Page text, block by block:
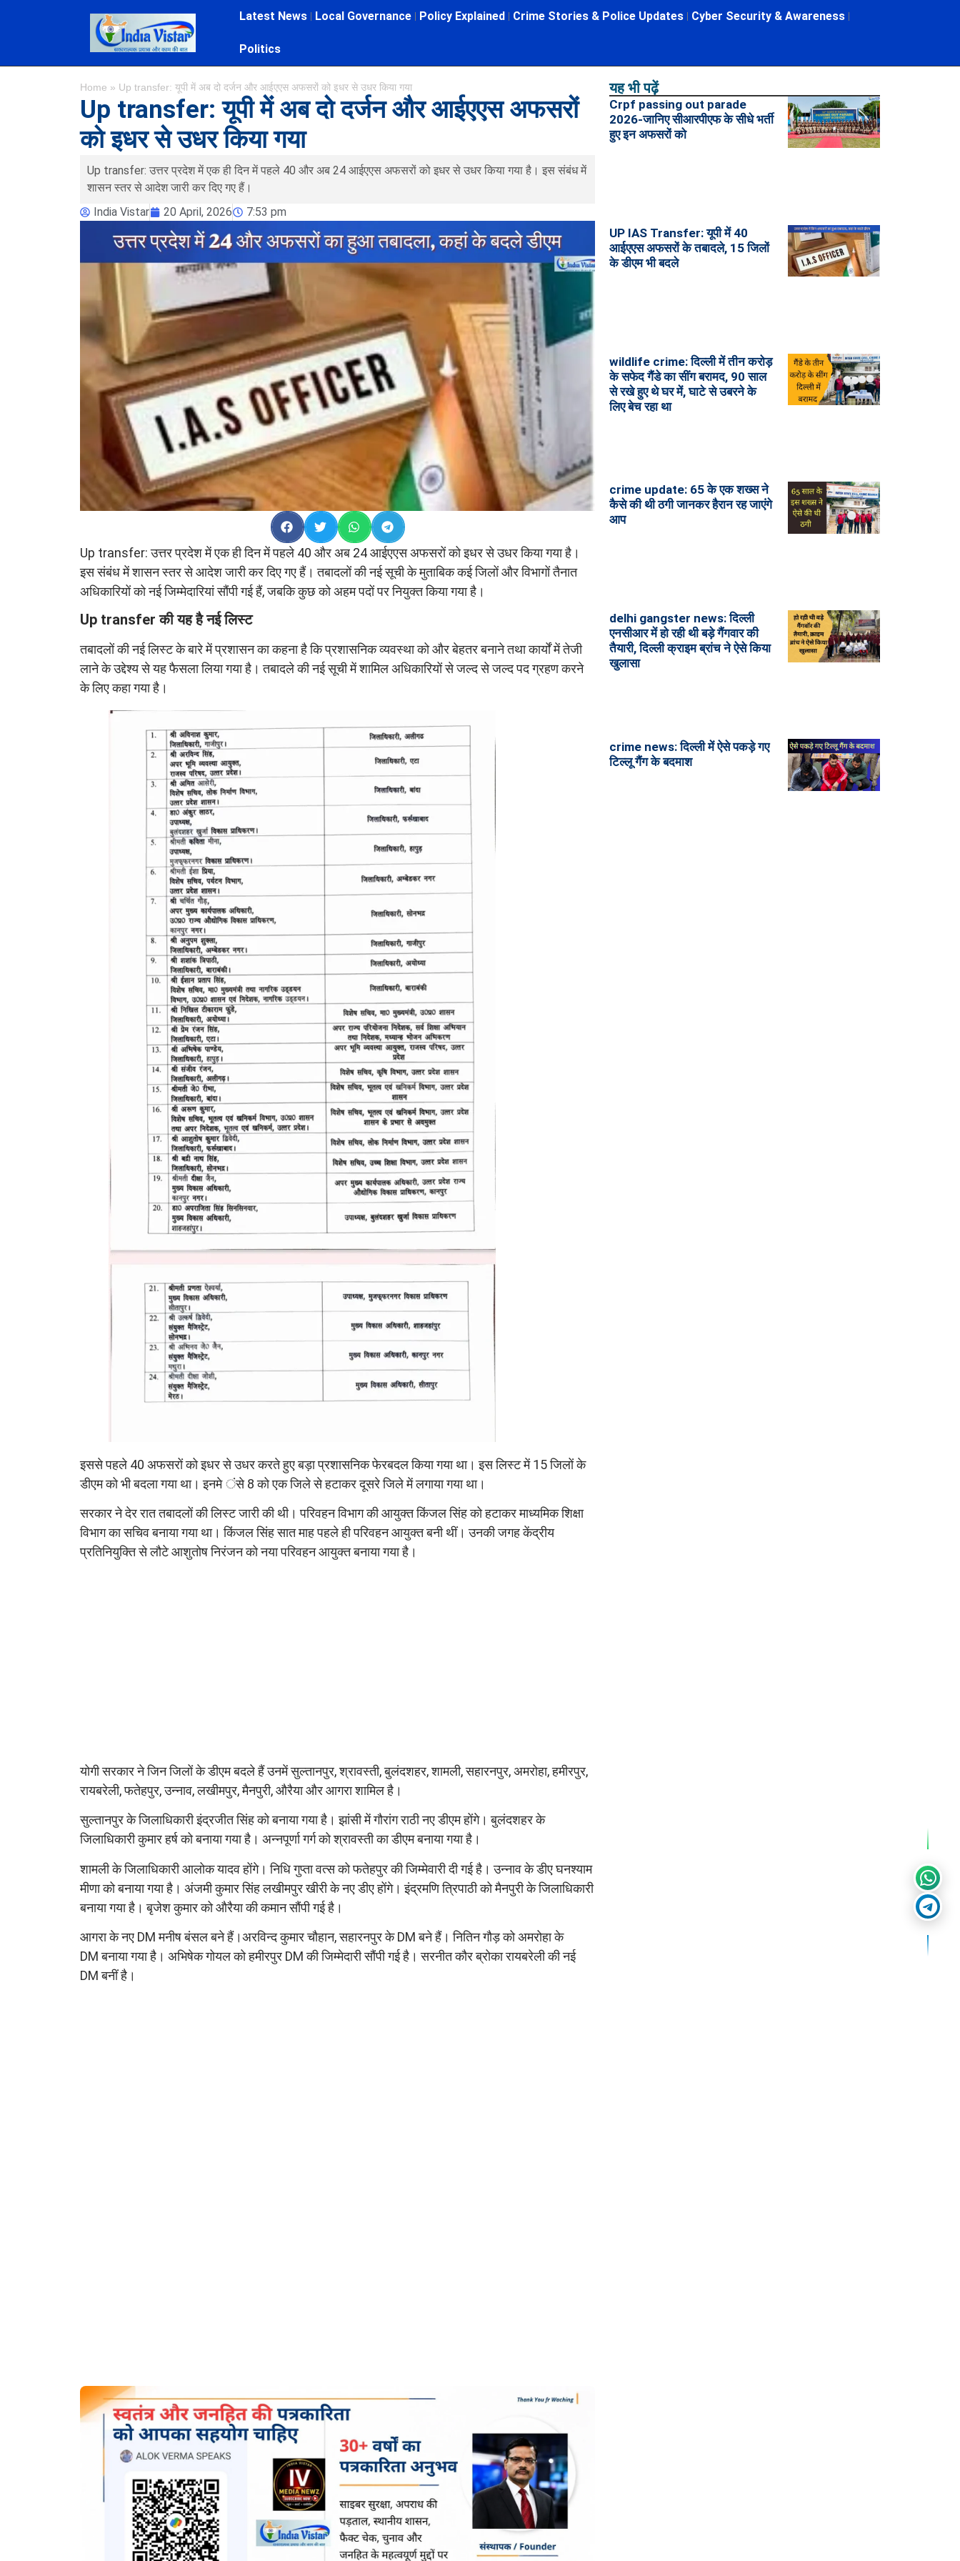
Latest News Local Governance Policy Explained Crime Stories & Police Updates Cyber Security & Awareness
Politics
Home » Up transfer: यूपी में अब दो दर्जन और आईएएस अफसरों को इधर से उधर किया गया
Up transfer: यूपी में अब दो दर्जन और आईएएस अफसरों
को इधर से उधर किया गया
Up transfer: उत्तर प्रदेश में एक ही दिन में पहले 40 और अब 24 आईएएस अफसरों को इधर से उधर किया गया है। इस संबंध में
शासन स्तर से आदेश जारी कर दिए गए हैं।
India Vistar
20 April, 2026 7:53 pm
Up transfer: उत्तर प्रदेश में एक ही दिन में पहले 40 और अब 24 आईएएस अफसरों को इधर से उधर किया गया है।
इस संबंध में शासन स्तर से आदेश जारी कर दिए गए हैं। तबादलों की नई सूची के मुताबिक कई जिलों और विभागों तैनात
अधिकारियों को नई जिम्मेदारियां सौंपी गई हैं, जबकि कुछ को अहम पदों पर नियुक्त किया गया है।
Up transfer की यह है नई लिस्ट
तबादलों की नई लिस्ट के बारे में प्रशासन का कहना है कि प्रशासनिक व्यवस्था को और बेहतर बनाने तथा कार्यों में तेजी
लाने के उद्देश्य से यह फैसला लिया गया है। तबादले की नई सूची में शामिल अधिकारियों से जल्द से जल्द पद ग्रहण करने
के लिए कहा गया है।
इससे पहले 40 अफसरों को इधर से उधर करते हुए बड़ा प्रशासनिक फेरबदल किया गया था। इस लिस्ट में 15 जिलों के
डीएम को भी बदला गया था। इनमे ंसे 8 को एक जिले से हटाकर दूसरे जिले में लगाया गया था।
सरकार ने देर रात तबादलों की लिस्ट जारी की थी। परिवहन विभाग की आयुक्त किंजल सिंह को हटाकर माध्यमिक शिक्षा
विभाग का सचिव बनाया गया था। किंजल सिंह सात माह पहले ही परिवहन आयुक्त बनी थीं। उनकी जगह केंद्रीय
प्रतिनियुक्ति से लौटे आशुतोष निरंजन को नया परिवहन आयुक्त बनाया गया है।
योगी सरकार ने जिन जिलों के डीएम बदले हैं उनमें सुल्तानपुर, श्रावस्ती, बुलंदशहर, शामली, सहारनपुर, अमरोहा, हमीरपुर,
रायबरेली, फतेहपुर, उन्नाव, लखीमपुर, मैनपुरी, औरैया और आगरा शामिल है।
सुल्तानपुर के जिलाधिकारी इंद्रजीत सिंह को बनाया गया है। झांसी में गौरांग राठी नए डीएम होंगे। बुलंदशहर के
जिलाधिकारी कुमार हर्ष को बनाया गया है। अन्नपूर्णा गर्ग को श्रावस्ती का डीएम बनाया गया है।
शामली के जिलाधिकारी आलोक यादव होंगे। निधि गुप्ता वत्स को फतेहपुर की जिम्मेवारी दी गई है। उन्नाव के डीए घनश्याम
मीणा को बनाया गया है। अंजमी कुमार सिंह लखीमपुर खीरी के नए डीए होंगे। इंद्रमणि त्रिपाठी को मैनपुरी के जिलाधिकारी
बनाया गया है। बृजेश कुमार को औरैया की कमान सौंपी गई है।
आगरा के नए DM मनीष बंसल बने हैं।अरविन्द कुमार चौहान, सहारनपुर के DM बने हैं। नितिन गौड़ को अमरोहा के
DM बनाया गया है। अभिषेक गोयल को हमीरपुर DM की जिम्मेदारी सौंपी गई है। सरनीत कौर ब्रोका रायबरेली की नई
DM बनीं है।
यह भी पढ़ें
Crpf passing out parade
2026-जानिए सीआरपीएफ के सीधे भर्ती
हुए इन अफसरों को
UP IAS Transfer: यूपी में 40
आईएएस अफसरों के तबादले, 15 जिलों
के डीएम भी बदले
wildlife crime: दिल्ली में तीन करोड़
के सफेद गैंडे का सींग बरामद, 90 साल
से रखे हुए थे घर में, घाटे से उबरने के
लिए बेच रहा था
crime update: 65 के एक शख्स ने
कैसे की थी ठगी जानकर हैरान रह जाएंगे
आप
delhi gangster news: दिल्ली
एनसीआर में हो रही थी बड़े गैंगवार की
तैयारी, दिल्ली क्राइम ब्रांच ने ऐसे किया
खुलासा
crime news: दिल्ली में ऐसे पकड़े गए
टिल्लू गैंग के बदमाश